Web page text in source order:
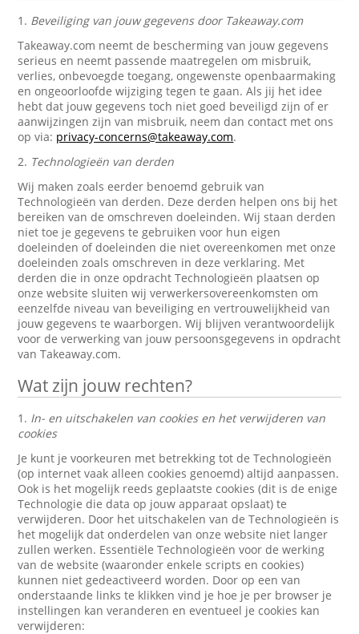
1. Beveiliging van jouw gegevens door Takeaway.com
Takeaway.com neemt de bescherming van jouw gegevens
serieus en neemt passende maatregelen om misbruik,
verlies, onbevoegde toegang, ongewenste openbaarmaking
en ongeoorloofde wijziging tegen te gaan. Als jij het idee
hebt dat jouw gegevens toch niet goed beveiligd zijn of er
aanwijzingen zijn van misbruik, neem dan contact met ons
op via: privacy-concerns@takeaway.com.
2. Technologieën van derden
Wij maken zoals eerder benoemd gebruik van
Technologieën van derden. Deze derden helpen ons bij het
bereiken van de omschreven doeleinden. Wij staan derden
niet toe je gegevens te gebruiken voor hun eigen
doeleinden of doeleinden die niet overeenkomen met onze
doeleinden zoals omschreven in deze verklaring. Met
derden die in onze opdracht Technologieën plaatsen op
onze website sluiten wij verwerkersovereenkomsten om
eenzelfde niveau van beveiliging en vertrouwelijkheid van
jouw gegevens te waarborgen. Wij blijven verantwoordelijk
voor de verwerking van jouw persoonsgegevens in opdracht
van Takeaway.com.
Wat zijn jouw rechten?
1. In- en uitschakelen van cookies en het verwijderen van
cookies
Je kunt je voorkeuren met betrekking tot de Technologieën
(op internet vaak alleen cookies genoemd) altijd aanpassen.
Ook is het mogelijk reeds geplaatste cookies (dit is de enige
Technologie die data op jouw apparaat opslaat) te
verwijderen. Door het uitschakelen van de Technologieën is
het mogelijk dat onderdelen van onze website niet langer
zullen werken. Essentiële Technologieën voor de werking
van de website (waaronder enkele scripts en cookies)
kunnen niet gedeactiveerd worden. Door op een van
onderstaande links te klikken vind je hoe je per browser je
instellingen kan veranderen en eventueel je cookies kan
verwijderen: